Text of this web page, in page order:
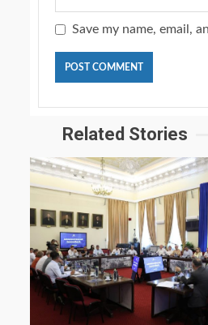
Save my name, email,
Related Stories